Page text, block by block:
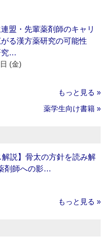
連盟・先輩薬剤師のキャリ
がる漢方薬研究の可能性
究…
(金)
もっと見る »
薬学生向け書籍 »
解説】骨太の方針を読み解
剤師への影…
もっと見る »